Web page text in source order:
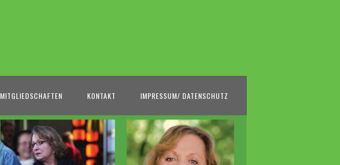
MITGLIEDSCHAFTEN KONTAKT IMPRESSUM/ DATENSCHUTZ